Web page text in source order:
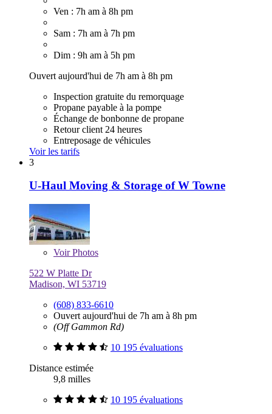
Ven : 7h am à 8h pm
Sam : 7h am à 7h pm
Dim : 9h am à 5h pm
Ouvert aujourd'hui de 7h am à 8h pm
Inspection gratuite du remorquage
Propane payable à la pompe
Échange de bonbonne de propane
Retour client 24 heures
Entreposage de véhicules
Voir les tarifs
3
U-Haul Moving & Storage of W Towne
VoirPhotos
522 W Platte Dr
Madison, WI 53719
(608) 833-6610
Ouvert aujourd'hui de 7h am à 8h pm
(Off Gammon Rd)
10 195 évaluations
Distance estimée
9,8 milles
10 195 évaluations